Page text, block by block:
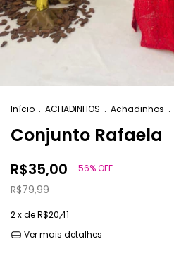
Início . ACHADINHOS . Achadinhos .
Conjunto Rafaela
R$35,00 -56%OFF
R$79,99
2x deR$20,41
Ver mais detalhes